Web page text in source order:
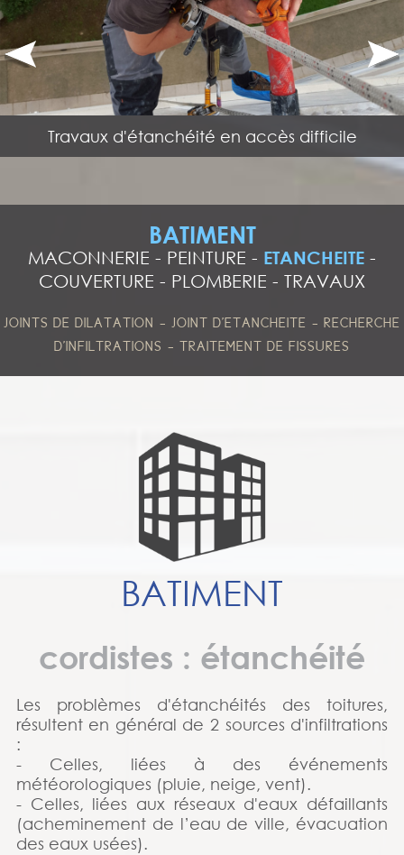
Travaux d'étanchéité en accès difficile
BATIMENT
MACONNERIE - PEINTURE - ETANCHEITE -
COUVERTURE - PLOMBERIE - TRAVAUX
JOINTS DE DILATATION - JOINT D'ETANCHEITE - RECHERCHE
D'INFILTRATIONS - TRAITEMENT DE FISSURES
BATIMENT
cordistes : étanchéité
Les problèmes d'étanchéités des toitures,
résultent en général de 2 sources d'infiltrations
:
- Celles, liées à des événements
météorologiques (pluie, neige, vent).
- Celles, liées aux réseaux d'eaux défaillants
(acheminement de l’eau de ville, évacuation
des eaux usées).